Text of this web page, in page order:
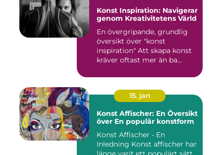
Konst Inspiration: Navigerar
genom Kreativitetens Värld
En övergripande, grundlig
översikt över "konst
inspiration" Att skapa konst
kräver oftast mer än ba...
15. jan
Konst Affischer: En Översikt
över En populär konstform
Konst Affischer - En
Inledning Konst affischer har